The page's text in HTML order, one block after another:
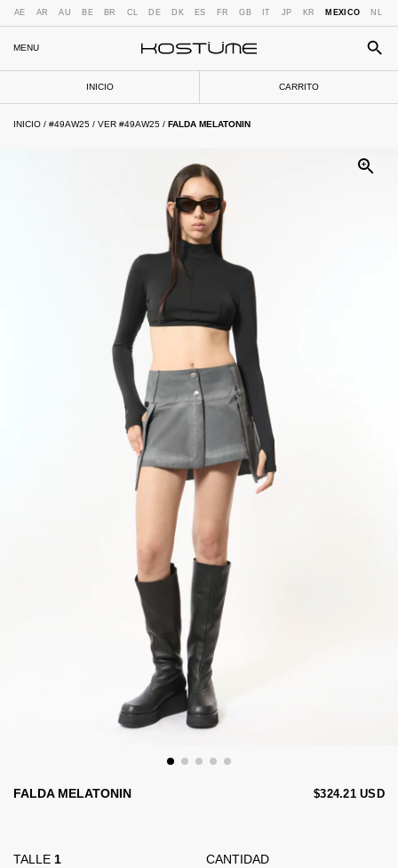
AE AR AU BE BR CL DE DK ES FR GB IT JP KR MEXICO NL
MENU
INICIO CARRITO
INICIO / #49AW25 / VER #49AW25 / FALDA MELATONIN
FALDA MELATONIN $324.21 USD
TALLE 1 CANTIDAD